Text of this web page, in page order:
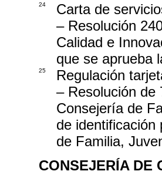
24
Carta de
– Resolución
Calidad e
que se aprueba
25
Regulación
– Resolución de
Consejería de
de identificación
de Familia,
CONSEJERÍA DE